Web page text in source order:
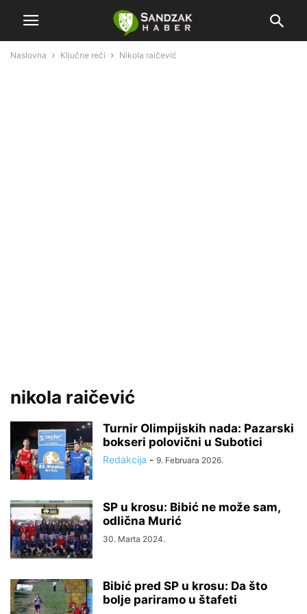
Naslovna Ključne reči Nikola raičević
nikola raičević
Turnir Olimpijskih nada: Pazarski
bokseri polovični u Subotici
Redakcija - 9. Februara 2026.
SP u krosu: Bibić ne može sam,
odlična Murić
30. Marta 2024.
Bibić pred SP u krosu: Da što
bolje pariramo u štafeti